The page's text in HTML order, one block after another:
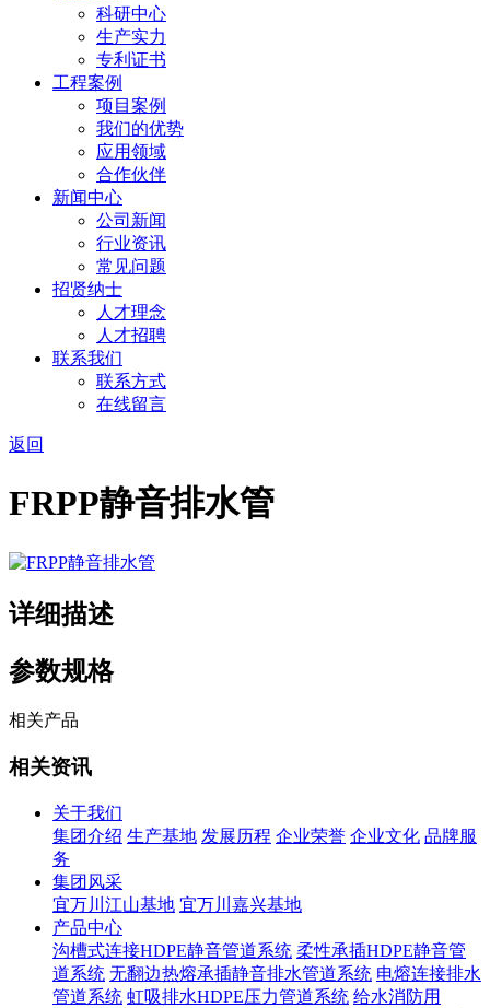
科研中心
生产实力
专利证书
工程案例
项目案例
我们的优势
应用领域
合作伙伴
新闻中心
公司新闻
行业资讯
常见问题
招贤纳士
人才理念
人才招聘
联系我们
联系方式
在线留言
返回
FRPP静音排水管
详细描述
参数规格
相关产品
相关资讯
关于我们
集团介绍 生产基地 发展历程 企业荣誉 企业文化 品牌服
务
集团风采
宜万川江山基地 宜万川嘉兴基地
产品中心
沟槽式连接HDPE静音管道系统 柔性承插HDPE静音管
道系统 无翻边热熔承插静音排水管道系统 电熔连接排水
管道系统 虹吸排水HDPE压力管道系统 给水消防用